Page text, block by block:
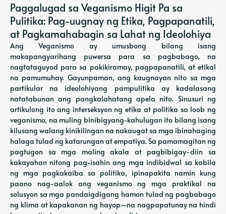
Paggalugad sa Veganismo Higit Pa sa
Pulitika: Pag-uugnay ng Etika, Pagpapanatili,
at Pagkamahabagin sa Lahat ng Ideolohiya
Ang Veganismo ay umusbong bilang isang
makapangyarihang puwersa para sa pagbabago, na
nagtataguyod para sa pakikiramay, pagpapanatili, at etikal
na pamumuhay. Gayunpaman, ang kaugnayan nito sa mga
partikular na ideolohiyang pampulitika ay kadalasang
natatabunan ang pangkalahatang apela nito. Sinusuri ng
artikulong ito ang interseksyon ng etika at politika sa loob ng
veganismo, na muling binibigyang-kahulugan ito bilang isang
kilusang walang kinikilingan na nakaugat sa mga ibinahaging
halaga tulad ng katarungan at empatiya. Sa pamamagitan ng
pagtugon sa mga maling akala at pagbibigay-diin sa
kakayahan nitong pag-isahin ang mga indibidwal sa kabila
ng mga pagkakaiba sa politika, ipinapakita namin kung
paano nag-aalok ang veganismo ng mga praktikal na
solusyon sa mga pandaigdigang hamon tulad ng pagbabago
ng klima at kapakanan ng hayop—na nagpapatunay na hindi